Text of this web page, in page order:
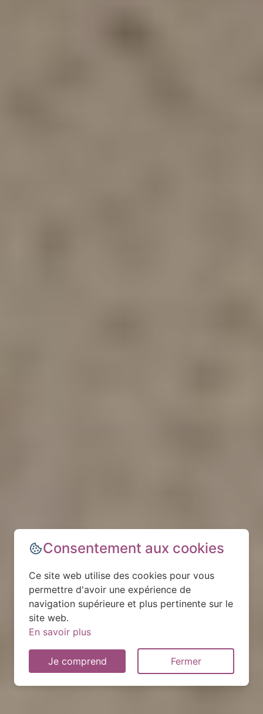
Consentement aux cookies
Ce site web utilise des cookies pour vous
permettre d'avoir une expérience de
navigation supérieure et plus pertinente sur le
site web.
En savoir plus
Je comprend Fermer